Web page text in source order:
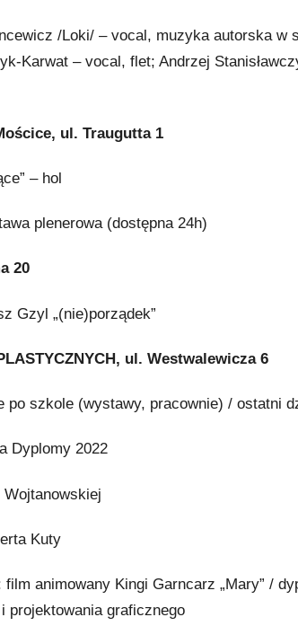
/Loki/ – vocal, muzyka autorska w
Karwat – vocal, flet; Andrzej
ul. Traugutta 1
– hol
plenerowa (dostępna 24h)
20
Gzyl „(nie)porządek”
ul. Westwalewicza 6
po szkole (wystawy, pracownie) / ostatni
Dyplomy 2022
Kuty
animowany Kingi Garncarz „Mary” /
projektowania graficznego